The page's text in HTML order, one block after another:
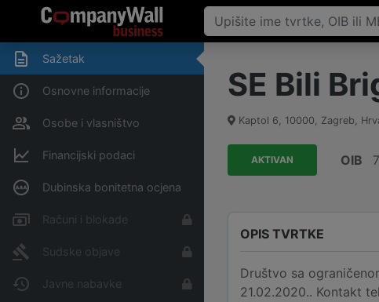
Sažetak
Osnovne informacije
Osobe i vlasništvo
Financijski podaci
Dubinska bonitetna ocjena
Računi i blokade
Sudske objave
Javne nabavke
SE Bili
Kaptol 6, 10000, Zagreb,
AKTIVAN OIB
OPIS TVRTKE
Društvo sa
21.02.2020.. Kontakt